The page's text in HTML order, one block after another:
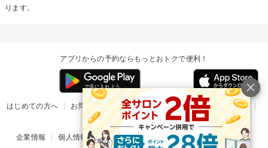
ります。
アプリからの予約ならもっとおトクで便利！
はじめての方へ お問い合わせ ヘルプ リリース情報
利用規約
掲載ご希望のサロン様
企業情報 個人情報保護方針 楽天のサービス一覧 アプリ一覧